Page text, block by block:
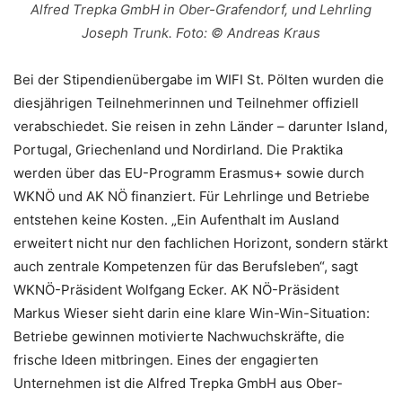
Alfred Trepka GmbH in Ober-Grafendorf, und Lehrling
Joseph Trunk. Foto: © Andreas Kraus
Bei der Stipendienübergabe im WIFI St. Pölten wurden die
diesjährigen Teilnehmerinnen und Teilnehmer offiziell
verabschiedet. Sie reisen in zehn Länder – darunter Island,
Portugal, Griechenland und Nordirland. Die Praktika
werden über das EU-Programm Erasmus+ sowie durch
WKNÖ und AK NÖ finanziert. Für Lehrlinge und Betriebe
entstehen keine Kosten. „Ein Aufenthalt im Ausland
erweitert nicht nur den fachlichen Horizont, sondern stärkt
auch zentrale Kompetenzen für das Berufsleben“, sagt
WKNÖ-Präsident Wolfgang Ecker. AK NÖ-Präsident
Markus Wieser sieht darin eine klare Win-Win-Situation:
Betriebe gewinnen motivierte Nachwuchskräfte, die
frische Ideen mitbringen. Eines der engagierten
Unternehmen ist die Alfred Trepka GmbH aus Ober-